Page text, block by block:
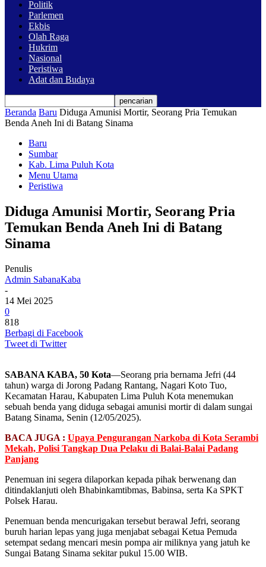
Politik
Parlemen
Ekbis
Olah Raga
Hukrim
Nasional
Peristiwa
Adat dan Budaya
Beranda Baru Diduga Amunisi Mortir, Seorang Pria Temukan
Benda Aneh Ini di Batang Sinama
Baru
Sumbar
Kab. Lima Puluh Kota
Menu Utama
Peristiwa
Diduga Amunisi Mortir, Seorang Pria
Temukan Benda Aneh Ini di Batang
Sinama
Penulis
Admin SabanaKaba
-
14 Mei 2025
0
818
Berbagi di Facebook
Tweet di Twitter
SABANA KABA, 50 Kota—Seorang pria bernama Jefri (44
tahun) warga di Jorong Padang Rantang, Nagari Koto Tuo,
Kecamatan Harau, Kabupaten Lima Puluh Kota menemukan
sebuah benda yang diduga sebagai amunisi mortir di dalam sungai
Batang Sinama, Senin (12/05/2025).
BACA JUGA : Upaya Pengurangan Narkoba di Kota Serambi
Mekah, Polisi Tangkap Dua Pelaku di Balai-Balai Padang
Panjang
Penemuan ini segera dilaporkan kepada pihak berwenang dan
ditindaklanjuti oleh Bhabinkamtibmas, Babinsa, serta Ka SPKT
Polsek Harau.
Penemuan benda mencurigakan tersebut berawal Jefri, seorang
buruh harian lepas yang juga menjabat sebagai Ketua Pemuda
setempat sedang mencari mesin pompa air miliknya yang jatuh ke
Sungai Batang Sinama sekitar pukul 15.00 WIB.